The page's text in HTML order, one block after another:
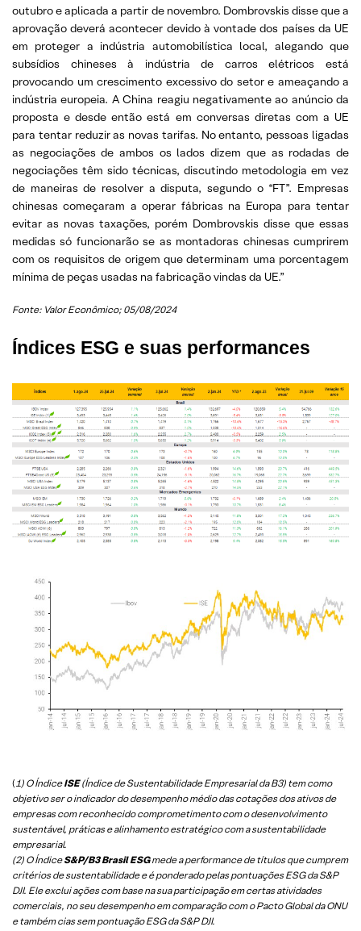
outubro e aplicada a partir de novembro. Dombrovskis disse que a
aprovação deverá acontecer devido à vontade dos países da UE
em proteger a indústria automobilística local, alegando que
subsídios chineses à indústria de carros elétricos está
provocando um crescimento excessivo do setor e ameaçando a
indústria europeia. A China reagiu negativamente ao anúncio da
proposta e desde então está em conversas diretas com a UE
para tentar reduzir as novas tarifas. No entanto, pessoas ligadas
as negociações de ambos os lados dizem que as rodadas de
negociações têm sido técnicas, discutindo metodologia em vez
de maneiras de resolver a disputa, segundo o “FT”. Empresas
chinesas começaram a operar fábricas na Europa para tentar
evitar as novas taxações, porém Dombrovskis disse que essas
medidas só funcionarão se as montadoras chinesas cumprirem
com os requisitos de origem que determinam uma porcentagem
mínima de peças usadas na fabricação vindas da UE.”
Fonte: Valor Econômico; 05/08/2024
Índices ESG e suas performances
( 1) O ÍndiceISE(Índice de Sustentabilidade Empresarial da B3) tem como
objetivo ser o indicador do desempenho médio das cotações dos ativos de
empresas com reconhecido comprometimento com o desenvolvimento
sustentável, práticas e alinhamento estratégico com a sustentabilidade
empresarial.
(2) O ÍndiceS&P/B3 Brasil ESGmede a performance de títulos que cumprem
critérios de sustentabilidade e é ponderado pelas pontuações ESG da S&P
DJI. Ele exclui ações com base na sua participação em certas atividades
comerciais, no seu desempenho em comparação com o Pacto Global da ONU
e também cias sem pontuação ESG da S&P DJI.